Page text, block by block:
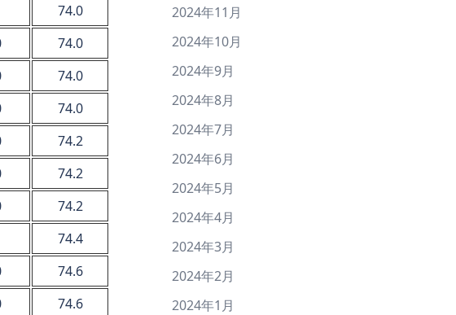
74.0
74.0
74.0
74.0
74.2
74.2
74.2
74.4
74.6
74.6
2024年11月
2024年10月
2024年9月
2024年8月
2024年7月
2024年6月
2024年5月
2024年4月
2024年3月
2024年2月
2024年1月